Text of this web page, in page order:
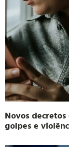
Novos
golpes e